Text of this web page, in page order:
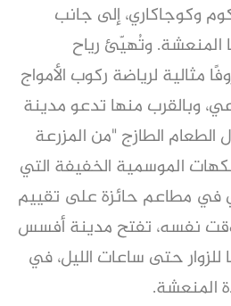
وكوجاكاري، إلى جانب
المنعشة. وتُهيّئ رياح
مثالية لرياضة ركوب الأمواج
وبالقرب منها تدعو مدينة
الطعام الطازج "من المزرعة
الموسمية الخفيفة التي
في مطاعم حائزة على تقييم
نفسه، تفتح مدينة أفسس
للزوار حتى ساعات الليل، في
المنعشة.